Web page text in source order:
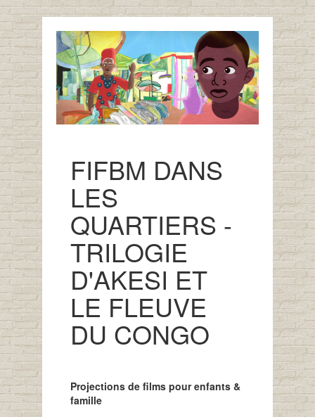
FIFBM DANS
LES
QUARTIERS -
TRILOGIE
D'AKESI ET
LE FLEUVE
DU CONGO
Projections de films pour enfants &
famille